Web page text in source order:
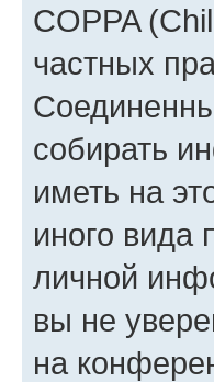
COPPA
частных
собирать
иметь на
иного вида
личной
вы не
на